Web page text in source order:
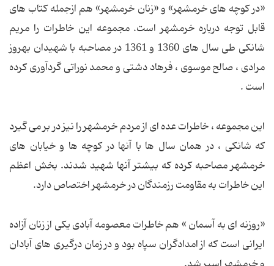
«در کوچه های خرمشهر» و «زنان خرمشهر» هم ازجمله کتاب های
قابل توجه درباره خرمشهر است. مجموعه این خاطرات را مریم
شانکی طی سال های 1360 و 1361 در مصاحبه با شهیدان بهروز
مرادی ، صالح موسوی ، فرهاد دشتی و محمد نوراتی گردآوری کرده
است .
این مجموعه ، خاطرات عده ای از مردم خرمشهر را نیز در بر می گیرد
که شانکی ، در همان سال ها با آنها در کوچه ها و خیابان های
خرمشهر مصاحبه کرده که بیشتر آنها شهید شدند. بخش اعظم
این خاطرات به مقاومت رزمندگان در خرمشهر اختصاص دارد.
«روزنه ای به آسمان » هم خاطرات معصومه آبادی یکی از زنان آزاده
ایرانی است که از امدادگران سپاه بود و در زمان درگیری های آبادان